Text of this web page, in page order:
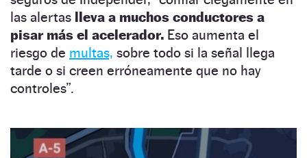
las alertas
lleva a muchos conductores a
pisar más el acelerador. Eso aumenta el
riesgo de multas, sobre todo si la señal llega
tarde o si creen erróneamente que no hay
controles”.